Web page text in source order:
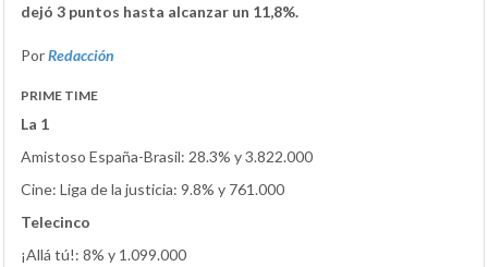
dejó 3 puntos hasta alcanzar un 11,8%.
PorRedacción
PRIME TIME
La 1
Amistoso España-Brasil: 28.3% y 3.822.000
Cine: Liga de la justicia: 9.8% y 761.000
Telecinco
¡Allá tú!: 8% y 1.099.000